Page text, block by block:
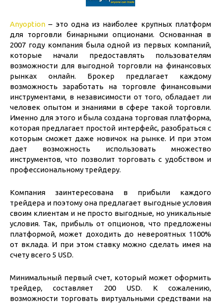
Anyoption – это одна из наиболее крупных платформ
для торговли бинарными опционами. Основанная в
2007 году компания была одной из первых компаний,
которые начали предоставлять пользователям
возможности для выгодной торговли на финансовых
рынках онлайн. Брокер предлагает каждому
возможность заработать на торговле финансовыми
инструментами, в независимости от того, обладает ли
человек опытом и знаниями в сфере такой торговли.
Именно для этого и была создана торговая платформа,
которая предлагает простой интерфейс, разобраться с
которым сможет даже новичок на рынке. И при этом
дает возможность использовать множество
инструментов, что позволит торговать с удобством и
профессиональному трейдеру.
Компания заинтересована в прибыли каждого
трейдера и поэтому она предлагает выгодные условия
своим клиентам и не просто выгодные, но уникальные
условия. Так, прибыль от опционов, что предложены
платформой, может доходить до невероятных 1100%
от вклада. И при этом ставку можно сделать имея на
счету всего 5 USD.
Минимальный первый счет, который может оформить
трейдер, составляет 200 USD. К сожалению,
возможности торговать виртуальными средствами на